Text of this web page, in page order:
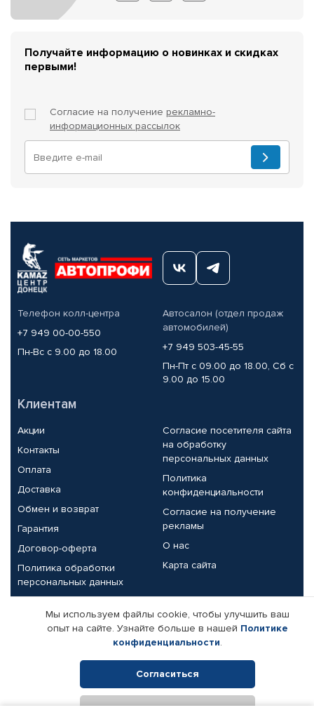
Получайте информацию о новинках и скидках
первыми!
Согласие на получение рекламно-
информационных рассылок
Телефон колл-центра
+7 949 00-00-550
Пн-Вс с 9.00 до 18.00
Автосалон (отдел продаж
автомобилей)
+7 949 503-45-55
Пн-Пт с 09.00 до 18.00, Сб с
9.00 до 15.00
Клиентам
Акции
Контакты
Оплата
Доставка
Обмен и возврат
Гарантия
Договор-оферта
Политика обработки
персональных данных
Согласие посетителя сайта
на обработку
персональных данных
Политика
конфиденциальности
Согласие на получение
рекламы
О нас
Карта сайта
Партнерам
Корпоративным клиентам
Поставщикам
Реквизиты компании
Мы используем файлы cookie, чтобы улучшить ваш
опыт на сайте. Узнайте больше в нашей Политике
конфиденциальности.
Согласиться